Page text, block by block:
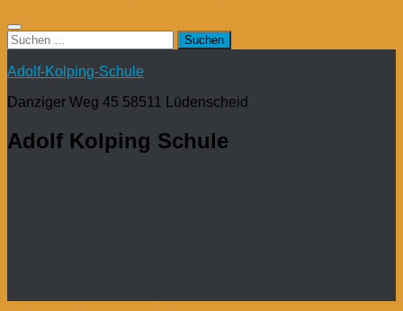
Suchen
nach:
Adolf-Kolping-Schule
Danziger Weg 45 58511 Lüdenscheid
Adolf Kolping Schule